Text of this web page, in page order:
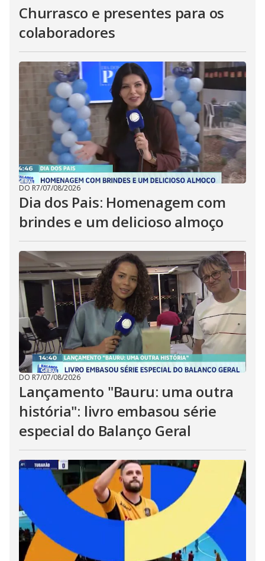
Churrasco e presentes para os
colaboradores
DO R7/07/08/2026
Dia dos Pais: Homenagem com
brindes e um delicioso almoço
DO R7/07/08/2026
Lançamento "Bauru: uma outra
história": livro embasou série
especial do Balanço Geral